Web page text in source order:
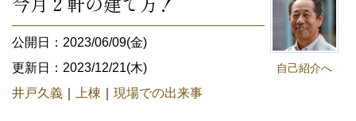
自己紹介へ
公開日：2023/06/09(金)
更新日：2023/12/21(木)
井戸久義
上棟 現場での出来事